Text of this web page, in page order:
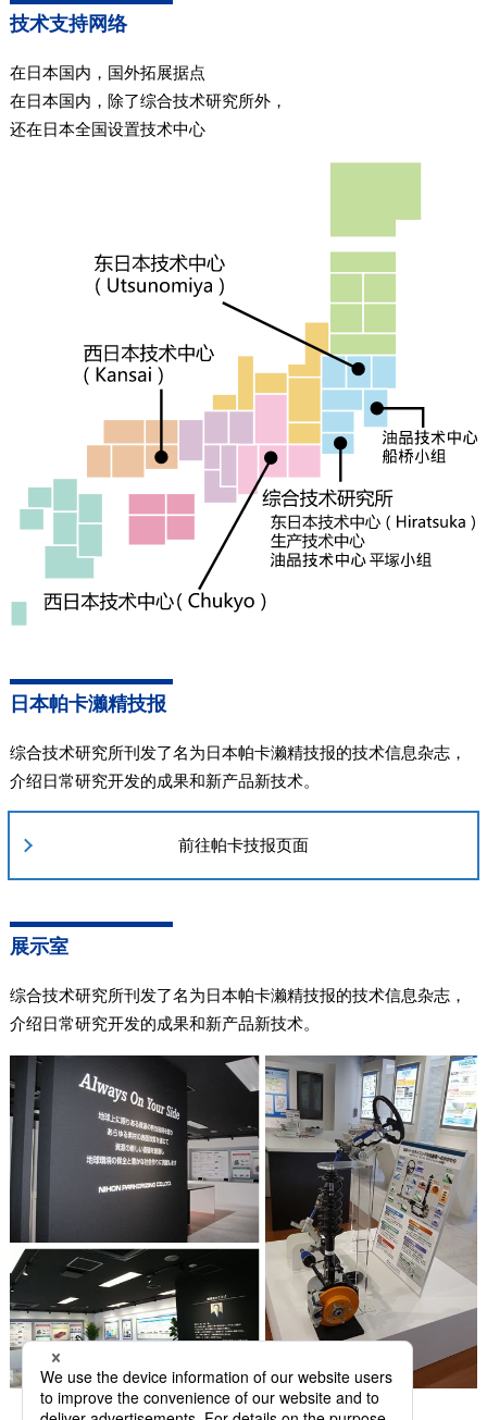
技术支持网络
在日本国内，国外拓展据点
在日本国内，除了综合技术研究所外，
还在日本全国设置技术中心
日本帕卡濑精技报
综合技术研究所刊发了名为日本帕卡濑精技报的技术信息杂志，
介绍日常研究开发的成果和新产品新技术。
前往帕卡技报页面
展示室
综合技术研究所刊发了名为日本帕卡濑精技报的技术信息杂志，
介绍日常研究开发的成果和新产品新技术。